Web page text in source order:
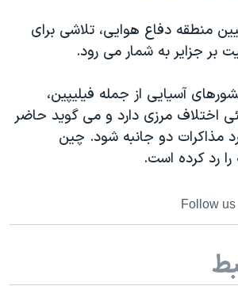
منطقه دفاع هوایی، تلاشی برای
بر جزایر به شمار می رود.
آسیایی از جمله فیلیپین،
اختلاف مرزی دارد و می گوید حاضر
مذاکرات دو جانبه شود. چین
رد کرده است.
Follow us